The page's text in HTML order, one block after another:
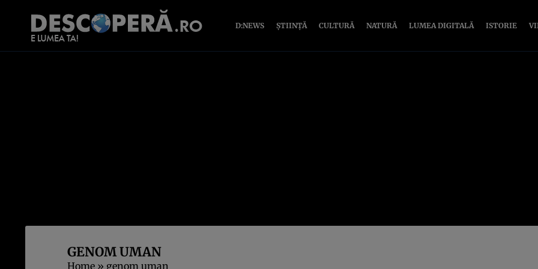
D:NEWS ȘTIINȚĂ CULTURĂ NATURĂ LUMEA DIGITALĂ ISTORIE
GENOM UMAN
Home » genom uman